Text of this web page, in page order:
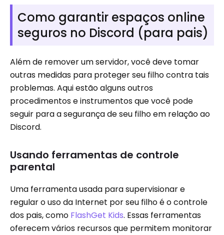
Como garantir espaços online
seguros no Discord (para pais)
Além de remover um servidor, você deve tomar
outras medidas para proteger seu filho contra tais
problemas. Aqui estão alguns outros
procedimentos e instrumentos que você pode
seguir para a segurança de seu filho em relação ao
Discord.
Usando ferramentas de controle
parental
Uma ferramenta usada para supervisionar e
regular o uso da Internet por seu filho é o controle
dos pais, como FlashGet Kids. Essas ferramentas
oferecem vários recursos que permitem monitorar